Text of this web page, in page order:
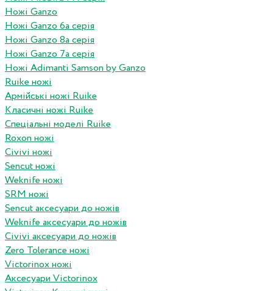
Ножі Ganzo
Ножі Ganzo 6а серія
Ножі Ganzo 8а серія
Ножі Ganzo 7а серія
Ножі Adimanti Samson by Ganzo
Ruike ножі
Армійські ножі Ruike
Класичні ножі Ruike
Спеціальні моделі Ruike
Roxon ножi
Civivi ножі
Sencut ножі
Weknife ножі
SRM ножі
Sencut аксесуари до ножів
Weknife аксесуари до ножів
Civivi аксесуари до ножів
Zero Tolerance ножі
Victorinox ножі
Аксесуари Victorinox